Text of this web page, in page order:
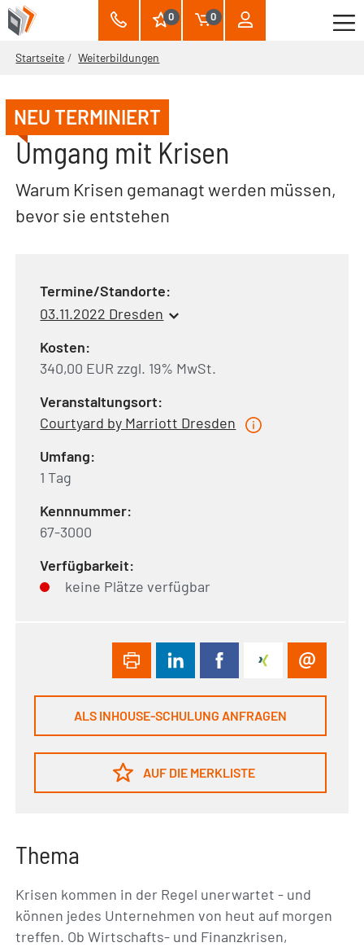
0 0
Startseite Weiterbildungen
NEU TERMINIERT
Umgang mit Krisen
Warum Krisen gemanagt werden müssen,
bevor sie entstehen
Termine/Standorte:
03.11.2022 Dresden
Kosten:
340,00 EUR zzgl. 19% MwSt.
Veranstaltungsort:
Courtyard by Marriott Dresden
Umfang:
1 Tag
Kennnummer:
67-3000
Verfügbarkeit:
keine Plätze verfügbar
ALS INHOUSE-SCHULUNG ANFRAGEN
AUF DIE MERKLISTE
Thema
Krisen kommen in der Regel unerwartet - und
können jedes Unternehmen von heut auf morgen
treffen. Ob Wirtschafts- und Finanzkrisen,